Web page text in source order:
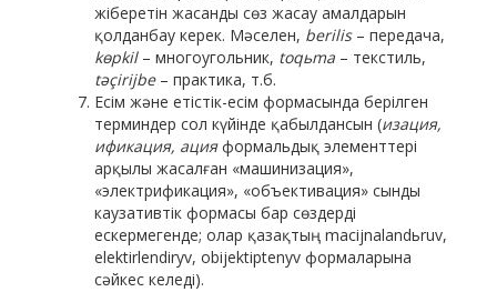
жіберетін жасанды сөз жасау амалдарын
қолданбау керек. Мәселен, berilis– передача,
kөpkil– многоугольник, toqьma – текстиль,
tәçirijbe– практика, т.б.
Есім және етістік-есім формасында берілген
терминдер сол күйінде қабылдансын (изация,
ификация, ацияформальдық элементтері
арқылы жасалған «машинизация»,
«электрификация», «объективация» сынды
каузативтік формасы бар сөздерді
ескермегенде; олар қазақтың macijnalandьruv,
elektirlendiryv, obijektiptenyv формаларына
сәйкес келеді).